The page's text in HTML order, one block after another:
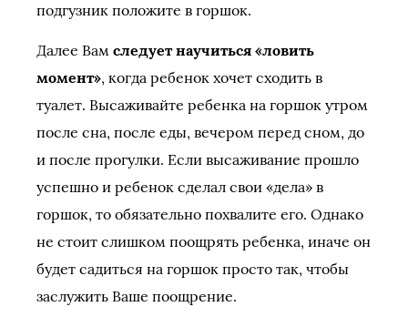
подгузник положите в горшок.
Далее Вам следует научиться «ловить
момент», когда ребенок хочет сходить в
туалет. Высаживайте ребенка на горшок утром
после сна, после еды, вечером перед сном, до
и после прогулки. Если высаживание прошло
успешно и ребенок сделал свои «дела» в
горшок, то обязательно похвалите его. Однако
не стоит слишком поощрять ребенка, иначе он
будет садиться на горшок просто так, чтобы
заслужить Ваше поощрение.